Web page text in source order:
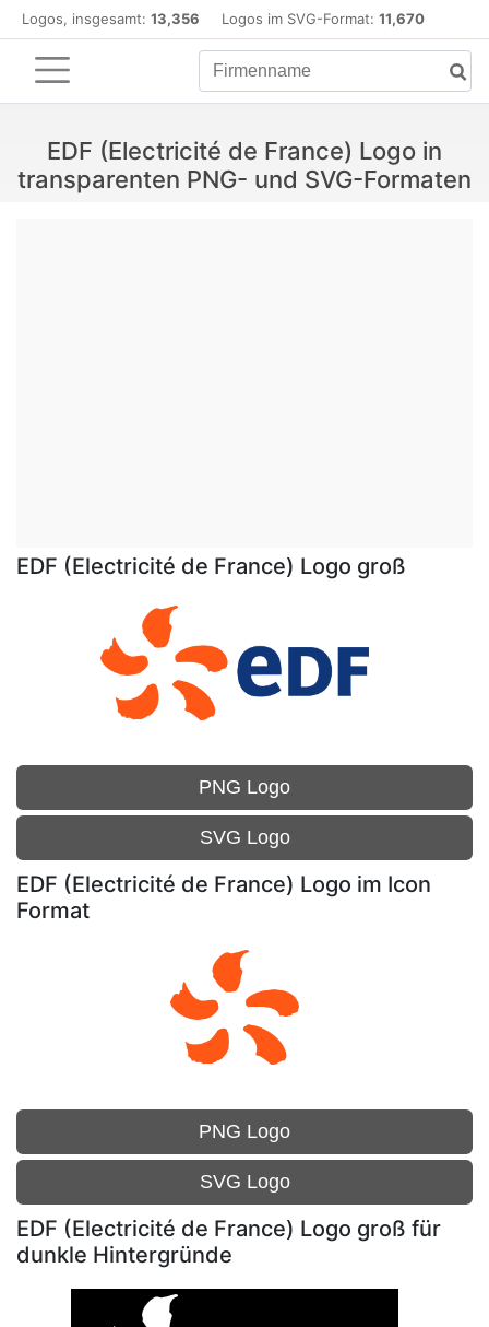
Logos, insgesamt: 13,356 Logos im SVG-Format: 11,670
EDF (Electricité de France) Logo in
transparenten PNG- und SVG-Formaten
EDF (Electricité de France) Logo groß
PNG Logo
SVG Logo
EDF (Electricité de France) Logo im Icon
Format
PNG Logo
SVG Logo
EDF (Electricité de France) Logo groß für
dunkle Hintergründe